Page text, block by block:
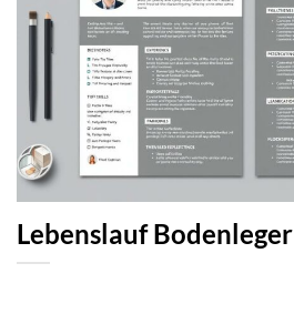
Lebenslauf Bodenleger